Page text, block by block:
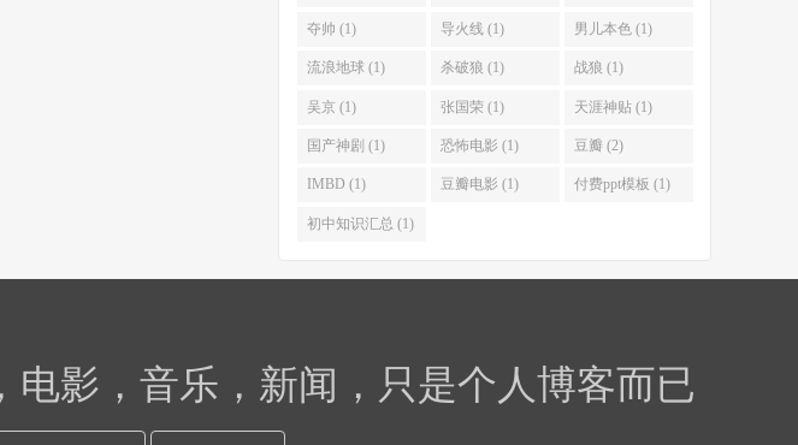
夺帅 (1) 导火线 (1) 男儿本色 (1)
流浪地球 (1) 杀破狼 (1) 战狼 (1)
吴京 (1) 张国荣 (1) 天涯神贴 (1)
国产神剧 (1) 恐怖电影 (1) 豆瓣 (2)
IMBD (1) 豆瓣电影 (1) 付费ppt模板 (1)
初中知识汇总 (1)
影，音乐，新闻，只是个人博客而已